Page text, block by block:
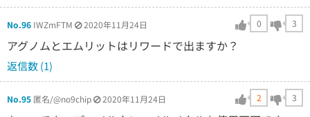
No.96 IWZmFTM 2020年11月24日 0 3
アグノムとエムリットはリワードで出ますか？
返信数 (1)
No.95 匿名/@no9chip 2020年11月24日 2 3